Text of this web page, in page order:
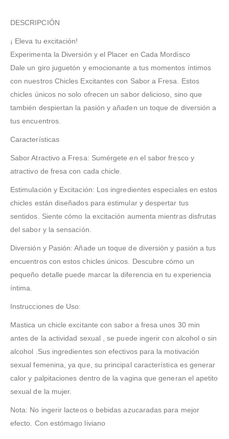
DESCRIPCIÓN
¡ Eleva tu excitación!
Experimenta la Diversión y el Placer en Cada Mordisco
Dale un giro juguetón y emocionante a tus momentos íntimos
con nuestros Chicles Excitantes con Sabor a Fresa. Estos
chicles únicos no solo ofrecen un sabor delicioso, sino que
también despiertan la pasión y añaden un toque de diversión a
tus encuentros.
Características
Sabor Atractivo a Fresa: Sumérgete en el sabor fresco y
atractivo de fresa con cada chicle.
Estimulación y Excitación: Los ingredientes especiales en estos
chicles están diseñados para estimular y despertar tus
sentidos. Siente cómo la excitación aumenta mientras disfrutas
del sabor y la sensación.
Diversión y Pasión: Añade un toque de diversión y pasión a tus
encuentros con estos chicles únicos. Descubre cómo un
pequeño detalle puede marcar la diferencia en tu experiencia
íntima.
Instrucciones de Uso:
Mastica un chicle excitante con sabor a fresa unos 30 min
antes de la actividad sexual , se puede ingerir con alcohol o sin
alcohol .Sus ingredientes son efectivos para la motivación
sexual femenina, ya que, su principal característica es generar
calor y palpitaciones dentro de la vagina que generan el apetito
sexual de la mujer.
Nota: No ingerir lacteos o bebidas azucaradas para mejor
efecto. Con estómago liviano